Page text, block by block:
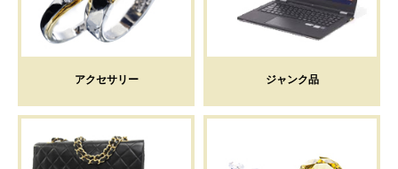
アクセサリー ジャンク品